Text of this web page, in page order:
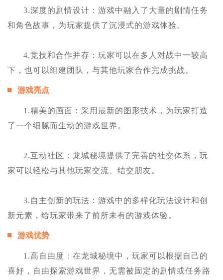
3.深度的剧情设计：游戏中融入了大量的剧情任务
和角色故事，为玩家提供了沉浸式的游戏体验。
4.竞技和合作并存：玩家可以在多人对战中一较高
下，也可以组建团队，与其他玩家合作完成挑战。
游戏亮点
1.精美的画面：采用最新的图形技术，为玩家打造
了一个细腻而生动的游戏世界。
2.互动社区：龙城秘境提供了完善的社交体系，玩
家可以轻松与其他玩家交流、结交朋友。
3.自主创新的玩法：游戏中的多样化玩法设计和创
新元素，给玩家带来了前所未有的游戏体验。
游戏优势
1.高自由度：在龙城秘境中，玩家可以根据自己的
喜好，自由探索游戏世界，无需被固定的剧情或任务路